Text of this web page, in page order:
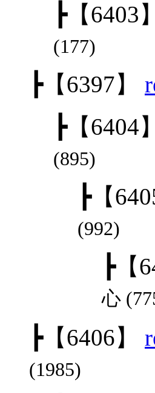
┣【6403】
(177)
┣【6397】
┣【6404】
(895)
┣【
(992)
┣【
心
┣【6406】
(1985)